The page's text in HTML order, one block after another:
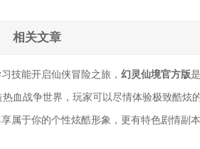
相关文章
能开启仙侠冒险之旅， 幻灵仙境官方版
血战争世界，玩家可以尽情体验极致酷炫
属于你的个性炫酷形象，更有特色剧情副